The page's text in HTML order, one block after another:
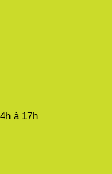
à 17h